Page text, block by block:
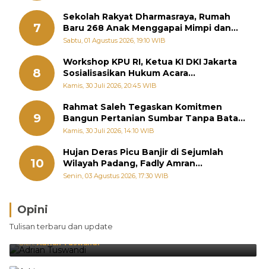
7
Sekolah Rakyat Dharmasraya, Rumah
Baru 268 Anak Menggapai Mimpi dan
Memutus Rantai Kemiskinan
Sabtu, 01 Agustus 2026, 19:10 WIB
8
Workshop KPU RI, Ketua KI DKI Jakarta
Sosialisasikan Hukum Acara
Penyelesaian Sengketa Informasi Publik
Kamis, 30 Juli 2026, 20:45 WIB
9
Rahmat Saleh Tegaskan Komitmen
Bangun Pertanian Sumbar Tanpa Batas
Wilayah Dapil
Kamis, 30 Juli 2026, 14:10 WIB
10
Hujan Deras Picu Banjir di Sejumlah
Wilayah Padang, Fadly Amran
Perintahkan OPD Siaga
Senin, 03 Agustus 2026, 17:30 WIB
Opini
Tulisan terbaru dan update
Brasil Lebih Diunggulkan, tetapi Jepang Selalu
Punya Cara Membuat Kejutan
Oleh:Adrian Tuswandi